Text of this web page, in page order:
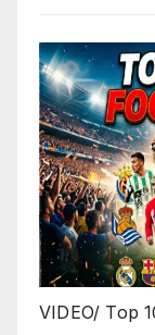
VIDEO/ Top